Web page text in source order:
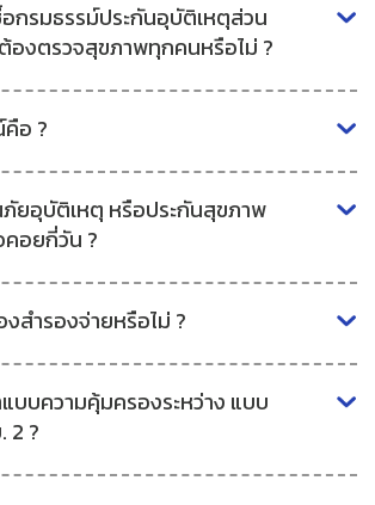
กรมธรรม์ประกันอุบัติเหตุส่วน
องตรวจสุขภาพทุกคนหรือไม่ ?
คือ ?
ภัยอุบัติเหตุ หรือประกันสุขภาพ
คอยกี่วัน ?
สำรองจ่ายหรือไม่ ?
บบความคุ้มครองระหว่าง แบบ
2 ?